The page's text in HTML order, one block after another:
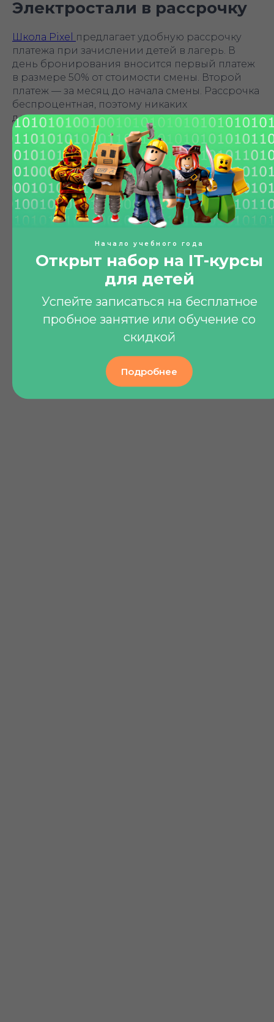
Электростали в рассрочку
Школа Pixel
предлагает удобную рассрочку
платежа при зачислении детей в лагерь. В
день бронирования вносится первый платеж
в размере 50% от стоимости смены. Второй
платеж — за месяц до начала смены. Рассрочка
беспроцентная, поэтому никаких
дополнительных средств перечислять не
требуется.
Чтобы записаться, заполнитеформу на сайте
или позвоните по телефону +7 (495) 150-59-65.
Обеспечьте своему ребенку приятное и
познавательное лето, записав его в лагерь уже
сегодня!
НОВОСТИ
Начало учебного года
Открыт набор на IT-курсы
для детей
Успейте записаться на бесплатное
пробное занятие или обучение со
скидкой
Подробнее